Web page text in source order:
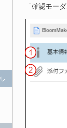
「確認モー